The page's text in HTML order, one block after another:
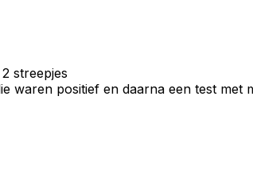
streepjes
waren positief en daarna een test